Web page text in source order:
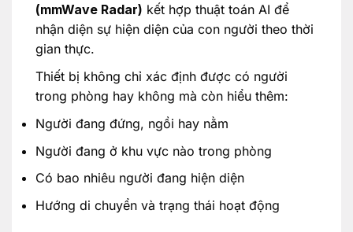
(mmWave Radar) kết hợp thuật toán AI để
nhận diện sự hiện diện của con người theo thời
gian thực.
Thiết bị không chỉ xác định được có người
trong phòng hay không mà còn hiểu thêm:
Người đang đứng, ngồi hay nằm
Người đang ở khu vực nào trong phòng
Có bao nhiêu người đang hiện diện
Hướng di chuyển và trạng thái hoạt động